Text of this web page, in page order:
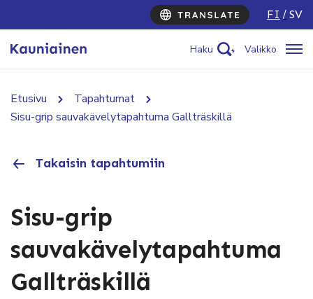
FI SV
Haku Valikko
Etusivu
Tapahtumat
Sisu-grip sauvakävelytapahtuma Gallträskillä
Takaisin tapahtumiin
Sisu-grip
sauvakävelytapahtuma
Gallträskillä